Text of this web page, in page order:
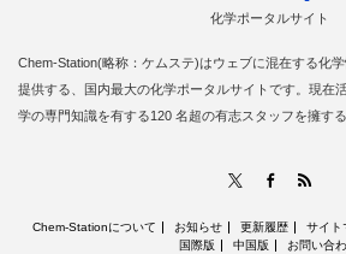
化学ポータルサイト
Chem-Station(略称：ケムステ)はウェブに混在する化
提供する、国内最大の化学ポータルサイトです。現在
学の専門知識を有する120 名超の有志スタッフを擁す
Chem-Stationについて お知らせ 更新履歴 サイト
国際版
中国版 お問い合